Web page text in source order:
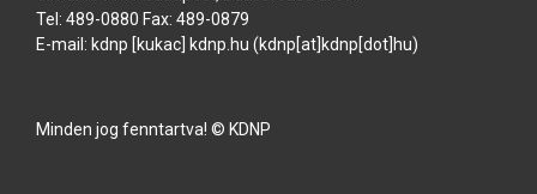
Tel: 489-0880 Fax: 489-0879
E-mail: kdnp [kukac] kdnp hu (kdnp[at]kdnp[dot]hu)
Minden jog fenntartva! © KDNP